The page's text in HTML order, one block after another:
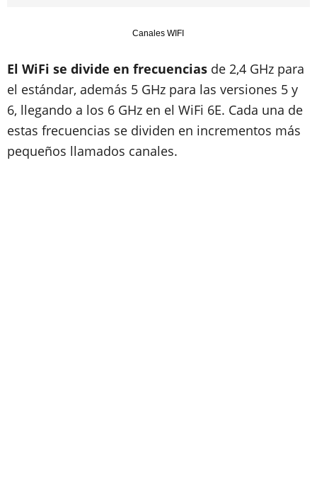
Canales WIFI
El WiFi se divide en frecuencias de 2,4 GHz para
el estándar, además 5 GHz para las versiones 5 y
6, llegando a los 6 GHz en el WiFi 6E. Cada una de
estas frecuencias se dividen en incrementos más
pequeños llamados canales.